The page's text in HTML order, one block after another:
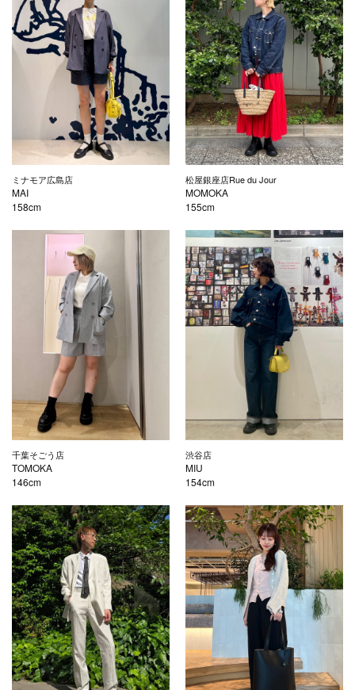
ミナモア広島店
MAI
158cm
松屋銀座店Rue du Jour
MOMOKA
155cm
千葉そごう店
TOMOKA
146cm
渋谷店
MIU
154cm